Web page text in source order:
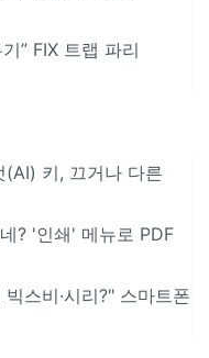
” FIX 트랩 파리
키, 끄거나 다른
? '인쇄' 메뉴로 PDF
스비·시리?" 스마트폰